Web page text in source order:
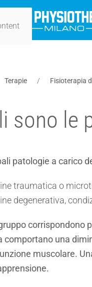
Terapie Fisioterapia
sono le
patologie a carico
traumatica o
degenerativa,
corrispondono
comportano una
muscolare.